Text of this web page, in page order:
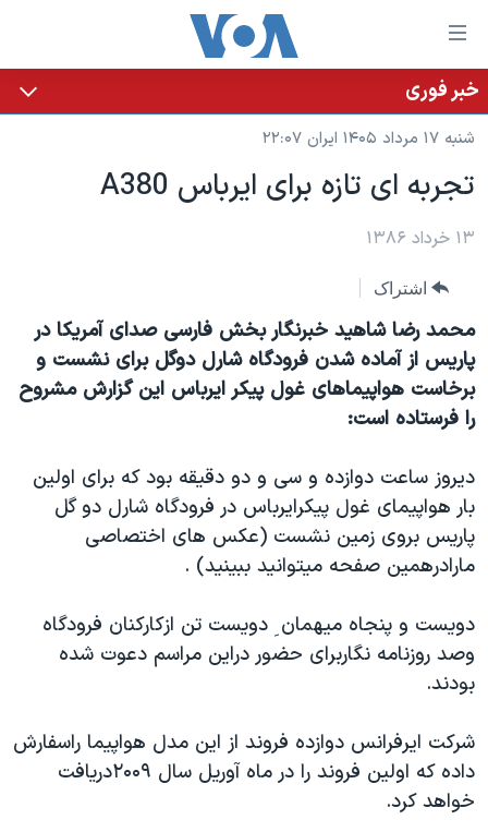
لینکهای
قابل
دسترسی
جهش
محتوای
جهش
اصلی
جهش
به
جستجو
خانه
نسخه سبک وب‌سایت
موضوع ها
ایران
ورزشی
گزیده‌ها
ویژه برنامه‌ها
ویدیوها
فرهنگ و زندگی
حقوق شهروندی
علم و فناوری
اسرائیل در جنگ
آرشیو پخش زنده
برنامه های تلویزیونی
جدول برنامه ها
جام جهانی ۲۰۲۶
عملیات خشم حماسی
۲۵۰سالگی آمریکا
بایگانی برنامه‌های تلویزیونی
مستندها
انتخابات ریاست جمهوری آمریکا ۲۰۲۴
رمز مهسا
ورزش زنان در ایران
مجموعه مستندهای دادخواهی
تریبونال مردمی آبان ۹۸
فرکانس‌های صدای آمریکا
پخش رادیویی
دنبال کنید
زبانهای مختلف
خبر فوری
شنبه ۱۷ مرداد ۱۴۰۵ ایران ۲۲:۰۷
تجربه ای تازه برای ايرباس A380
۱۳ خرداد ۱۳۸۶
اشتراک
محمد رضا شاهيد خبرنگار بخش فارسی صدای آمريکا در
پاريس از آماده شدن فرودگاه شارل دوگل برای نشست و
برخاست هواپيماهای غول پيکر ايرباس اين گزارش مشروح
را فرستاده است:
دیروز ساعت دوازده و سی و دو دقيقه بود که برای اولین
بار هواپیمای غول پیکرایرباس در فرودگاه شارل دو گل
پاریس بروی زمین نشست (عکس های اختصاصی
مارادرهمین صفحه میتوانید ببینید) .
دويست و پنجاه میهمان ِ دويست تن ازکارکنان فرودگاه
وصد روزنامه نگاربرای حضور دراین مراسم دعوت شده
بودند.
شرکت ایرفرانس دوازده فروند از این مدل هواپیما راسفارش
داده که اولین فروند را در ماه آوریل سال ۲۰۰۹دریافت
خواهد کرد.